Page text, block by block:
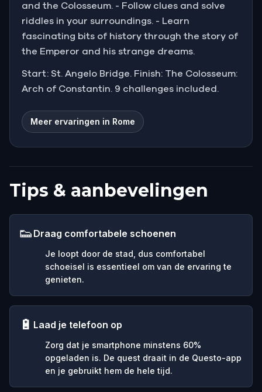
and the Colosseum. - Follow clues and solve
riddles in your surroundings. - Learn
fascinating bits of history through the story of
the Emperor and his strange dreams.
Start: St. Angelo Bridge. Finish: The Colosseum:
Arch of Constantin. 9 challenges included.
Meer ervaringen in Rome
Tips & aanbevelingen
👟 Draag comfortabele schoenen
Je loopt door de stad, dus comfortabel
schoeisel is essentieel om van de ervaring te
genieten.
🔋 Laad je telefoon op
Zorg dat je smartphone minstens 60%
opgeladen is. De quest draait in de Questo-app
en je gebruikt hem de hele tijd.